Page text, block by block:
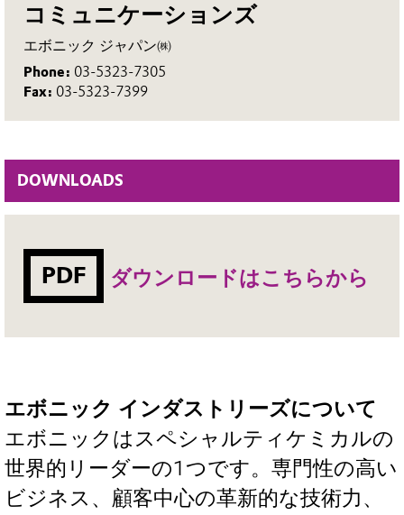
コミュニケーションズ
エボニック ジャパン㈱
Phone: 03-5323-7305
Fax: 03-5323-7399
DOWNLOADS
PDF ダウンロードはこちらから
エボニック インダストリーズについて
エボニックはスペシャルティケミカルの
世界的リーダーの1つです。専門性の高い
ビジネス、顧客中心の革新的な技術力、